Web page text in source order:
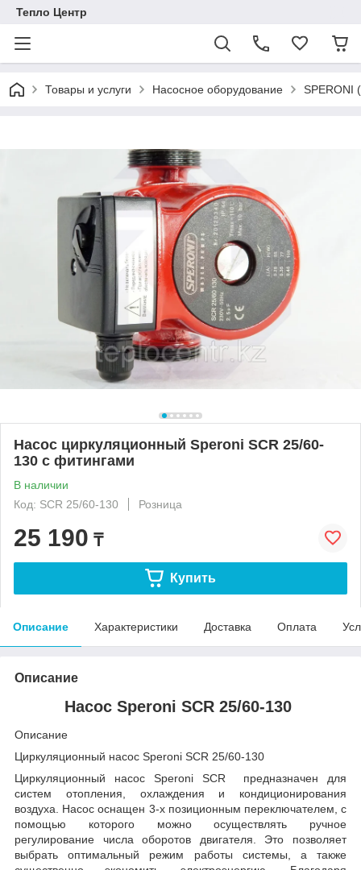
Тепло Центр
Товары и услуги Насосное оборудование SPERONI
Насос циркуляционный Speroni SCR 25/60-
130 с фитингами
В наличии
Код: SCR 25/60-130
Розница
25 190 ₸
Купить
Описание Характеристики Доставка Оплата
Описание
Насос Speroni SCR 25/60-130
Описание
Циркуляционный насос Speroni SCR 25/60-130
Циркуляционный насос Speroni SCR предназначен для
систем отопления, охлаждения и кондиционирования
воздуха. Насос оснащен 3-x позиционным переключателем, с
помощью которого можно осуществлять ручное
регулирование числа оборотов двигателя. Это позволяет
выбрать оптимальный режим работы системы, а также